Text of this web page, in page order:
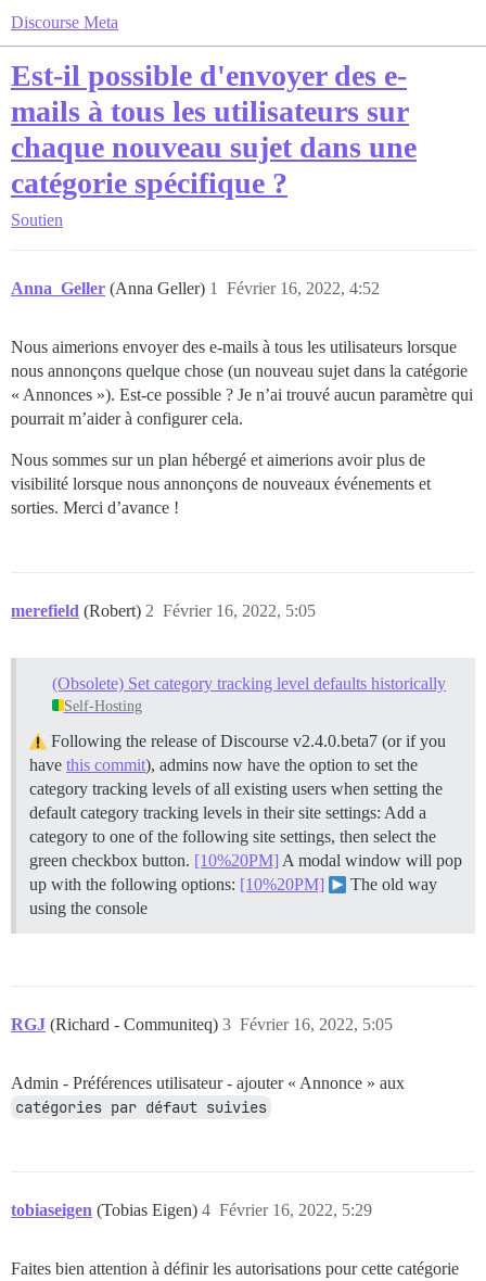
Discourse Meta
Est-il possible d'envoyer des e-
mails à tous les utilisateurs sur
chaque nouveau sujet dans une
catégorie spécifique ?
Soutien
Anna_Geller (Anna Geller) Février 16, 2022, 4:52
1
Nous aimerions envoyer des e-mails à tous les utilisateurs lorsque
nous annonçons quelque chose (un nouveau sujet dans la catégorie
« Annonces »). Est-ce possible ? Je n’ai trouvé aucun paramètre qui
pourrait m’aider à configurer cela.
Nous sommes sur un plan hébergé et aimerions avoir plus de
visibilité lorsque nous annonçons de nouveaux événements et
sorties. Merci d’avance !
merefield (Robert) Février 16, 2022, 5:05
2
(Obsolete) Set category tracking level defaults historically
Self-Hosting
Following the release of Discourse v2.4.0.beta7 (or if you
have this commit), admins now have the option to set the
category tracking levels of all existing users when setting the
default category tracking levels in their site settings: Add a
category to one of the following site settings, then select the
green checkbox button. [10%20PM] A modal window will pop
up with the following options: [10%20PM]
The old way
using the console
RGJ (Richard - Communiteq) Février 16, 2022, 5:05
3
Admin - Préférences utilisateur - ajouter « Annonce » aux
catégories par défaut suivies
tobiaseigen (Tobias Eigen) Février 16, 2022, 5:29
4
Faites bien attention à définir les autorisations pour cette catégorie